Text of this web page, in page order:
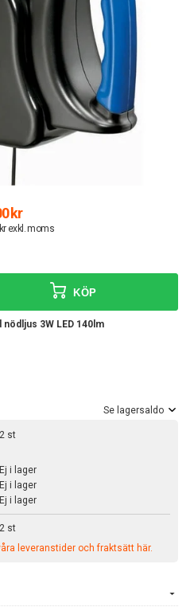
kr
exkl. moms
nödljus 3W LED 140lm
KÖP
Se lagersaldo
2 st
Ej i lager
Ej i lager
Ej i lager
2 st
leveranstider och fraktsätt här.